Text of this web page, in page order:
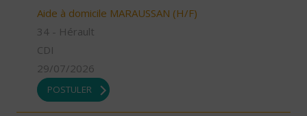
Aide à domicile MARAUSSAN (H/F)
34 - Hérault
CDI
29/07/2026
POSTULER